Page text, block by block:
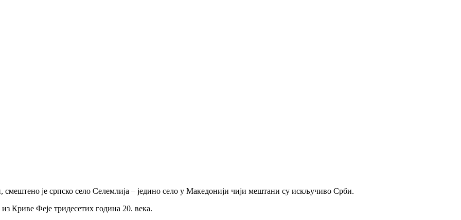
је српско село Селемлија – једино село у Македонији чији мештани су искључиво Срби.
Криве Феје тридесетих година 20. века.